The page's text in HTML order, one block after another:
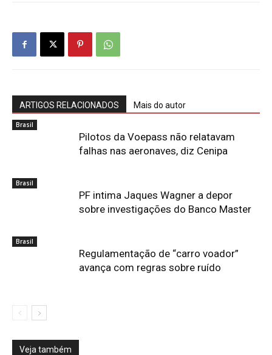
ARTIGOS RELACIONADOS Mais do autor
Brasil
Pilotos da Voepass não relatavam
falhas nas aeronaves, diz Cenipa
Brasil
PF intima Jaques Wagner a depor
sobre investigações do Banco Master
Brasil
Regulamentação de “carro voador”
avança com regras sobre ruído
Veja também